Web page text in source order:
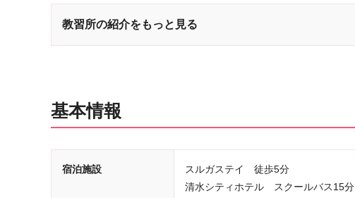
教習所の紹介をもっと見る
基本情報
宿泊施設
スルガステイ 徒歩5分
清水シティホテル スクールバス15分